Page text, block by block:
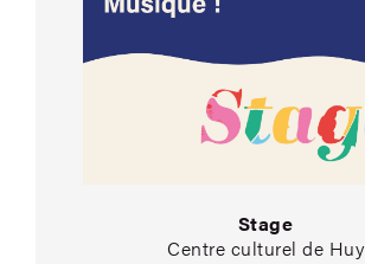
Stage
Centre culturel de Huy